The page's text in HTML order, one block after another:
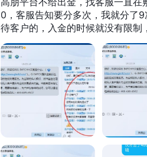
nagiging hamon para sa mga trader
customer at mga mapagkukunan sa
ng agarang tulong at mapabuti ang
Mga Instrumento sa Pag-trade
GPP ay nag-aalok ng iba't ibang
palitan),precious metals
Narito ang isang table ng
Mga Paraan ng Pagdedeposito
GPP ay sumusuporta sa mga
0，客服告知要分多次，我就分了
待客户的，入金的时候就没有限制